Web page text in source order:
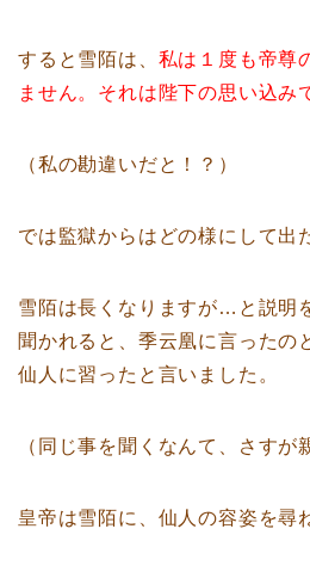
すると雪陌は、 私は１度も帝尊
ません。それは陛下の思い込み
（私の勘違いだと！？）
では監獄からはどの様にして出
雪陌は長くなりますが…と説明
聞かれると、季云凰に言ったの
仙人に習ったと言いました。
（同じ事を聞くなんて、さすが
皇帝は雪陌に、仙人の容姿を尋